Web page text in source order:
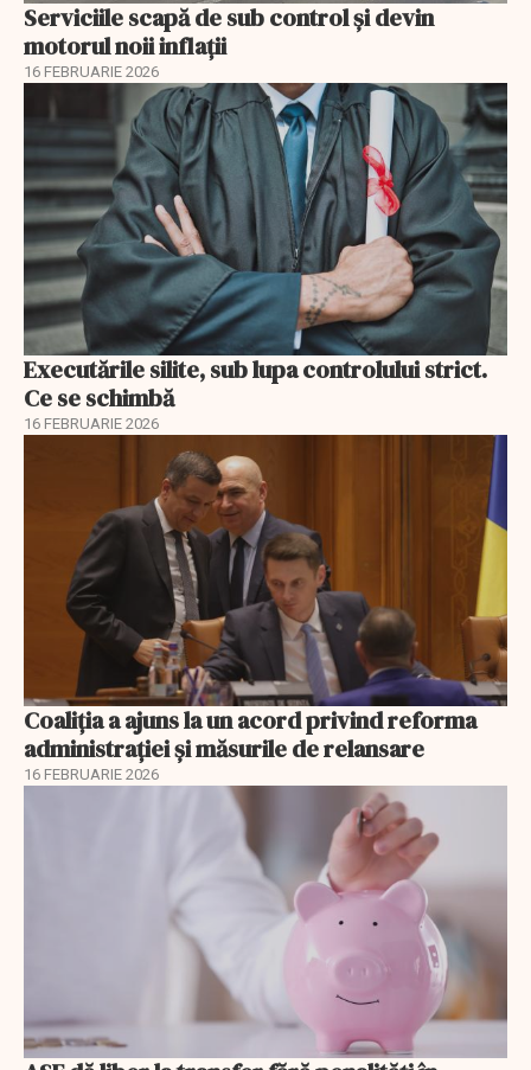
Serviciile scapă de sub control și devin
motorul noii inflații
16 FEBRUARIE 2026
Executările silite, sub lupa controlului strict.
Ce se schimbă
16 FEBRUARIE 2026
Coaliția a ajuns la un acord privind reforma
administrației și măsurile de relansare
16 FEBRUARIE 2026